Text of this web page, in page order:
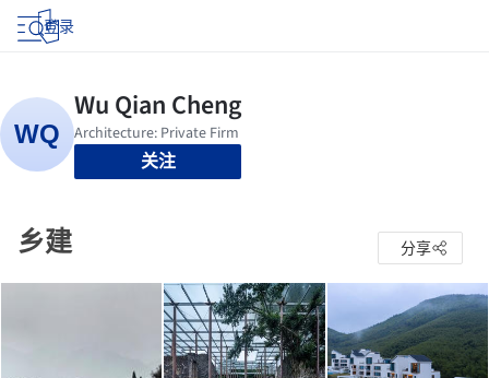
登录
关注
乡建 分享